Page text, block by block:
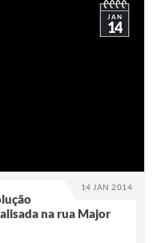
14 JAN 2014
JAN
14
na rua Major